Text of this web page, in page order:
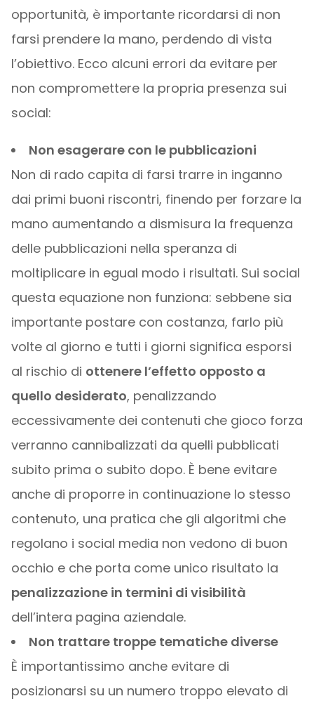
opportunità, è importante ricordarsi di non
farsi prendere la mano, perdendo di vista
l’obiettivo. Ecco alcuni errori da evitare per
non compromettere la propria presenza sui
social:
Non esagerare con le pubblicazioni
Non di rado capita di farsi trarre in inganno
dai primi buoni riscontri, finendo per forzare la
mano aumentando a dismisura la frequenza
delle pubblicazioni nella speranza di
moltiplicare in egual modo i risultati. Sui social
questa equazione non funziona: sebbene sia
importante postare con costanza, farlo più
volte al giorno e tutti i giorni significa esporsi
al rischio di ottenere l’effetto opposto a
quello desiderato, penalizzando
eccessivamente dei contenuti che gioco forza
verranno cannibalizzati da quelli pubblicati
subito prima o subito dopo. È bene evitare
anche di proporre in continuazione lo stesso
contenuto, una pratica che gli algoritmi che
regolano i social media non vedono di buon
occhio e che porta come unico risultato la
penalizzazione in termini di visibilità
dell’intera pagina aziendale.
Non trattare troppe tematiche diverse
È importantissimo anche evitare di
posizionarsi su un numero troppo elevato di